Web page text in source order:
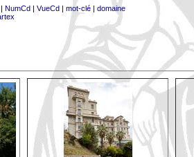
NumCd| VueCd| mot-clé| domaine